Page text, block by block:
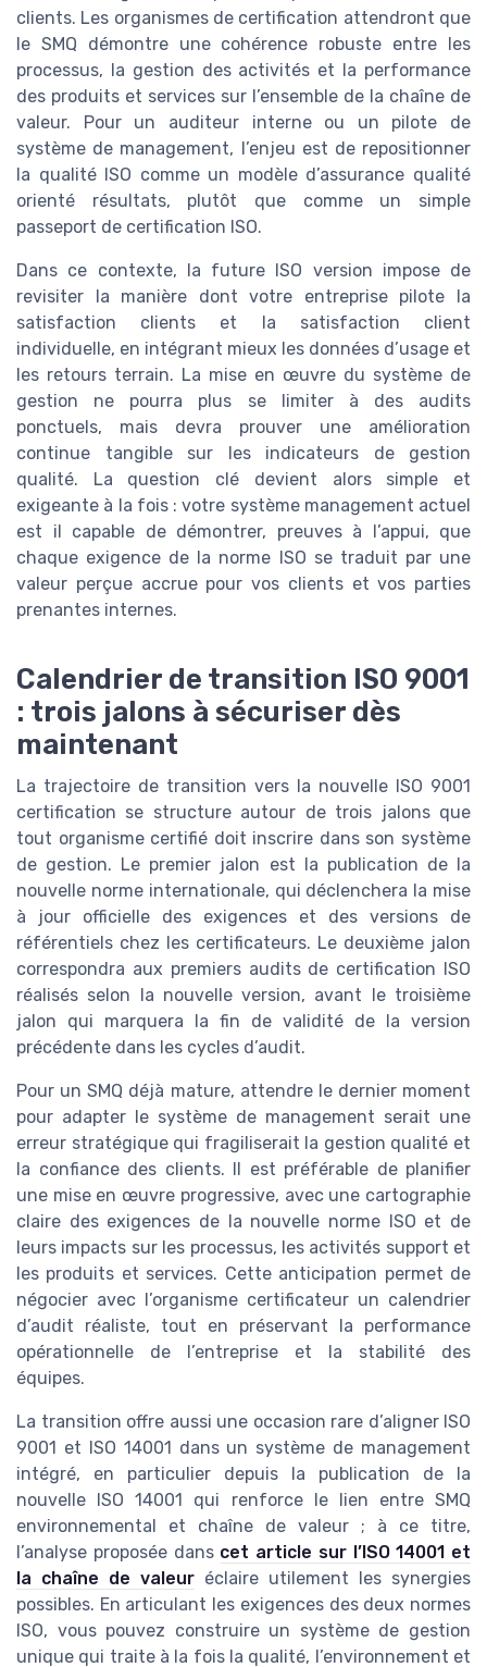
clients. Les organismes de certification attendront que
le SMQ démontre une cohérence robuste entre les
processus, la gestion des activités et la performance
des produits et services sur l’ensemble de la chaîne de
valeur. Pour un auditeur interne ou un pilote de
système de management, l’enjeu est de repositionner
la qualité ISO comme un modèle d’assurance qualité
orienté résultats, plutôt que comme un simple
passeport de certification ISO.
Dans ce contexte, la future ISO version impose de
revisiter la manière dont votre entreprise pilote la
satisfaction clients et la satisfaction client
individuelle, en intégrant mieux les données d’usage et
les retours terrain. La mise en œuvre du système de
gestion ne pourra plus se limiter à des audits
ponctuels, mais devra prouver une amélioration
continue tangible sur les indicateurs de gestion
qualité. La question clé devient alors simple et
exigeante à la fois : votre système management actuel
est il capable de démontrer, preuves à l’appui, que
chaque exigence de la norme ISO se traduit par une
valeur perçue accrue pour vos clients et vos parties
prenantes internes.
Calendrier de transition ISO 9001
: trois jalons à sécuriser dès
maintenant
La trajectoire de transition vers la nouvelle ISO 9001
certification se structure autour de trois jalons que
tout organisme certifié doit inscrire dans son système
de gestion. Le premier jalon est la publication de la
nouvelle norme internationale, qui déclenchera la mise
à jour officielle des exigences et des versions de
référentiels chez les certificateurs. Le deuxième jalon
correspondra aux premiers audits de certification ISO
réalisés selon la nouvelle version, avant le troisième
jalon qui marquera la fin de validité de la version
précédente dans les cycles d’audit.
Pour un SMQ déjà mature, attendre le dernier moment
pour adapter le système de management serait une
erreur stratégique qui fragiliserait la gestion qualité et
la confiance des clients. Il est préférable de planifier
une mise en œuvre progressive, avec une cartographie
claire des exigences de la nouvelle norme ISO et de
leurs impacts sur les processus, les activités support et
les produits et services. Cette anticipation permet de
négocier avec l’organisme certificateur un calendrier
d’audit réaliste, tout en préservant la performance
opérationnelle de l’entreprise et la stabilité des
équipes.
La transition offre aussi une occasion rare d’aligner ISO
9001 et ISO 14001 dans un système de management
intégré, en particulier depuis la publication de la
nouvelle ISO 14001 qui renforce le lien entre SMQ
environnemental et chaîne de valeur ; à ce titre,
l’analyse proposée dans cet article sur l’ISO 14001 et
la chaîne de valeur éclaire utilement les synergies
possibles. En articulant les exigences des deux normes
ISO, vous pouvez construire un système de gestion
unique qui traite à la fois la qualité, l’environnement et